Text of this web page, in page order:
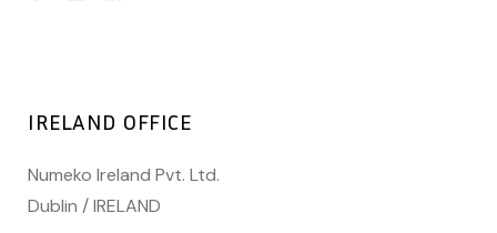
IRELAND OFFICE
Numeko Ireland Pvt. Ltd.
Dublin / IRELAND